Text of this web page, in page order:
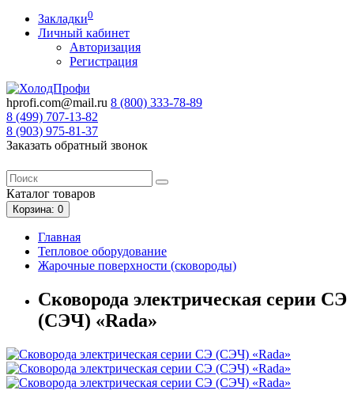
Закладки0
Личный кабинет
Авторизация
Регистрация
hprofi.com@mail.ru 8 (800) 333-78-89
8 (499) 707-13-82
8 (903) 975-81-37
Заказать обратный звонок
Каталог товаров
Корзина: 0
Главная
Тепловое оборудование
Жарочные поверхности (сковороды)
Сковорода электрическая серии СЭ
(СЭЧ) «Rada»